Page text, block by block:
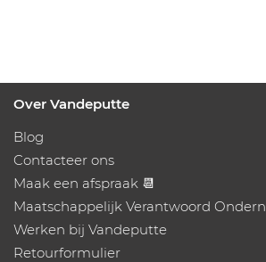
Over Vandeputte
Blog
Contacteer ons
Maak een afspraak 📆
Maatschappelijk Verantwoord
Werken bij Vandeputte
Retourformulier